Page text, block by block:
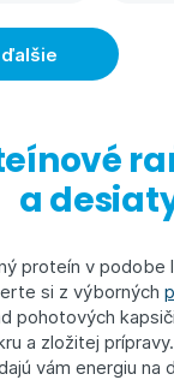
a
proteín v podobe
si z výborných
pohotových
a zložitej
vám energiu na